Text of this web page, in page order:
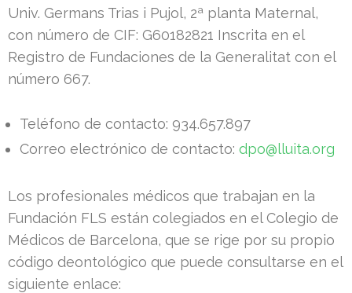
Univ. Germans Trias i Pujol, 2ª planta Maternal,
con número de CIF: G60182821 Inscrita en el
Registro de Fundaciones de la Generalitat con el
número 667.
Teléfono de contacto: 934.657.897
Correo electrónico de contacto: dpo@lluita.org
Los profesionales médicos que trabajan en la
Fundación FLS están colegiados en el Colegio de
Médicos de Barcelona, que se rige por su propio
código deontológico que puede consultarse en el
siguiente enlace: